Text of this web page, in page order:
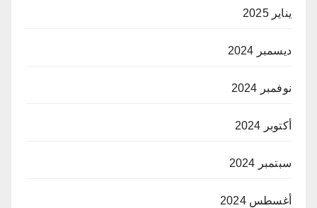
يناير 2025
ديسمبر 2024
نوفمبر 2024
أكتوبر 2024
سبتمبر 2024
أغسطس 2024